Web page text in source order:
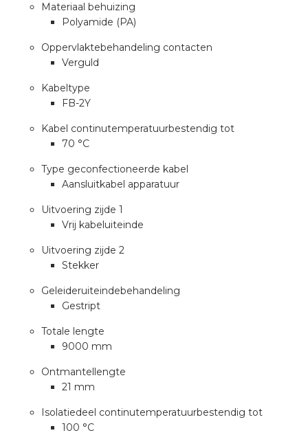
Materiaal behuizing
Polyamide (PA)
Oppervlaktebehandeling contacten
Verguld
Kabeltype
FB-2Y
Kabel continutemperatuurbestendig tot
70 °C
Type geconfectioneerde kabel
Aansluitkabel apparatuur
Uitvoering zijde 1
Vrij kabeluiteinde
Uitvoering zijde 2
Stekker
Geleideruiteindebehandeling
Gestript
Totale lengte
9000 mm
Ontmantellengte
21 mm
Isolatiedeel continutemperatuurbestendig tot
100 °C
RST®
Academy